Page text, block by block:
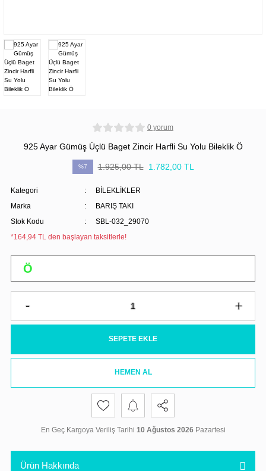
0 yorum
925 Ayar Gümüş Üçlü Baget Zincir Harfli Su Yolu Bileklik Ö
%7 1.925,00 TL 1.782,00 TL
Kategori
BİLEKLİKLER
Marka
BARIŞ TAKI
Stok Kodu
SBL-032_29070
*164,94 TL den başlayan taksitlerle!
SEPETE EKLE
HEMEN AL
En Geç Kargoya Veriliş Tarihi 10 Ağustos 2026Pazartesi
Ürün Hakkında